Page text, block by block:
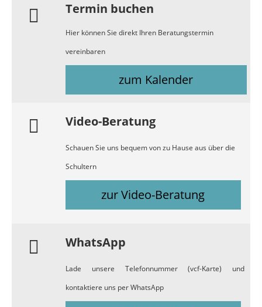
Termin buchen
Hier können Sie direkt Ihren Beratungstermin
vereinbaren
zum Kalender
Video-Beratung
Schauen Sie uns bequem von zu Hause aus über die
Schultern
zur Video-Beratung
WhatsApp
Lade unsere Telefonnummer (vcf-Karte) und
kontaktiere uns per WhatsApp